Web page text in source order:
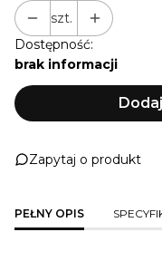
szt.
Dostępność:
brak informacji
Zapytaj o produkt
PEŁNY OPIS